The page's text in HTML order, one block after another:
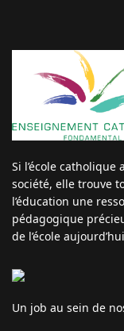
Si l’école
société, elle trouve
l’éducation une
pédagogique
de l’école
Un job au sein de